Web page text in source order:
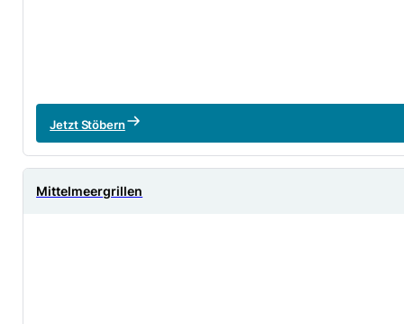
Jetzt Stöbern
Mittelmeergrillen